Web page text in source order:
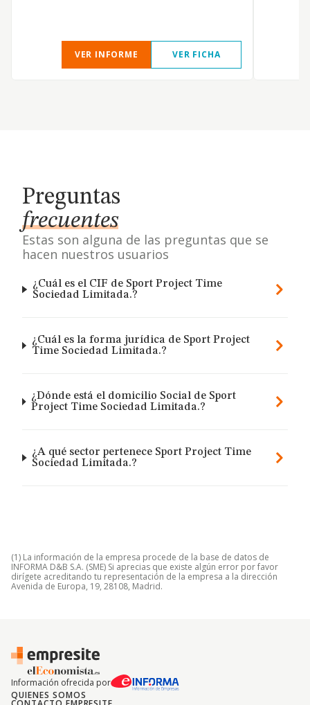
VER INFORME VER FICHA
Preguntas
frecuentes
Estas son alguna de las preguntas que se
hacen nuestros usuarios
¿Cuál es el CIF de Sport Project Time
Sociedad Limitada.?
¿Cuál es la forma jurídica de Sport Project
Time Sociedad Limitada.?
¿Dónde está el domicilio Social de Sport
Project Time Sociedad Limitada.?
¿A qué sector pertenece Sport Project Time
Sociedad Limitada.?
(1) La información de la empresa procede de la base de datos de
INFORMA D&B S.A. (SME) Si aprecias que existe algún error por favor
dirígete acreditando tu representación de la empresa a la dirección
Avenida de Europa, 19, 28108, Madrid.
Información ofrecida por
QUIENES SOMOS